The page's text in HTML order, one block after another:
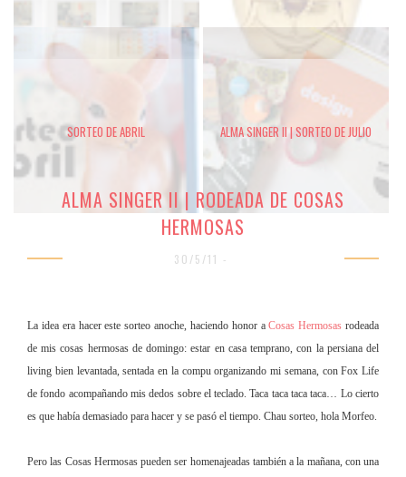
SORTEO DE ABRIL ALMA SINGER II | SORTEO DE JULIO
ALMA SINGER II | RODEADA DE COSAS
HERMOSAS
30/5/11 -
La idea era hacer este sorteo anoche, haciendo honor aCosas Hermosas rodeada
de mis cosas hermosas de domingo: estar en casa temprano, con la persiana del
living bien levantada, sentada en la compu organizando mi semana, con Fox Life
de fondo acompañando mis dedos sobre el teclado. Taca taca taca taca… Lo cierto
es que había demasiado para hacer y se pasó el tiempo. Chau sorteo, hola Morfeo.
Pero las Cosas Hermosas pueden ser homenajeadas también a la mañana, con una